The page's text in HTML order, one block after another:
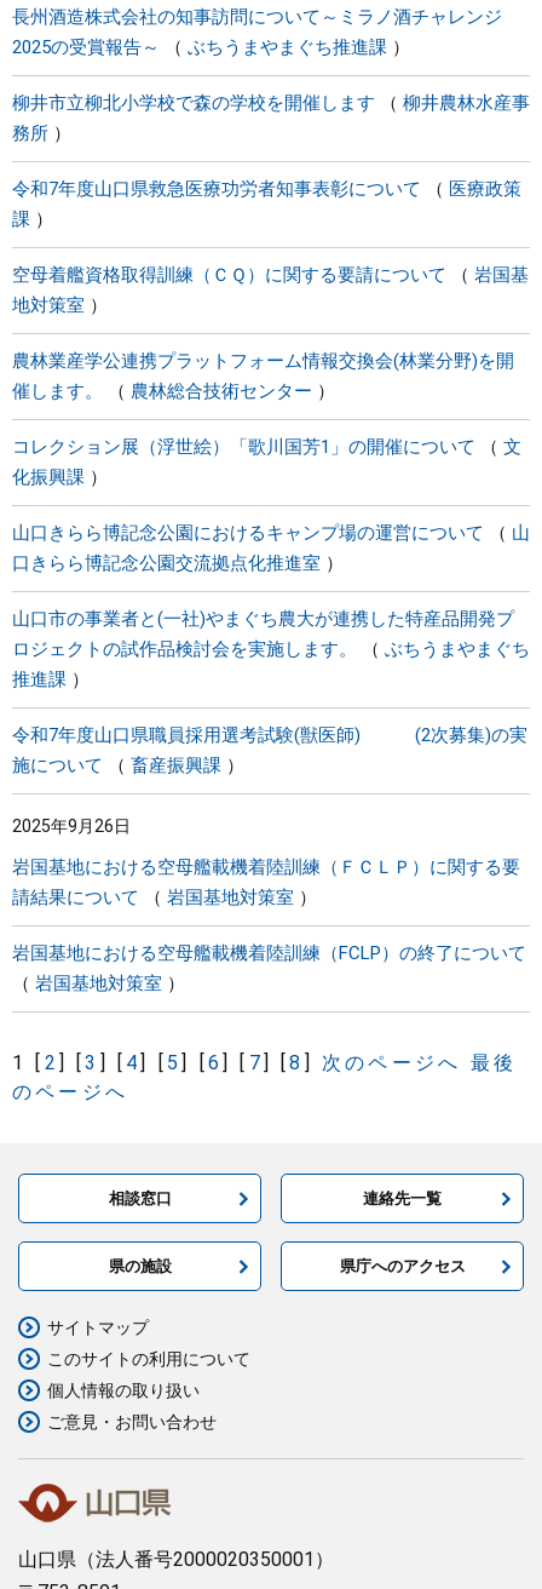
長州酒造株式会社の知事訪問について～ミラノ酒チャレンジ
2025の受賞報告～
ぶちうまやまぐち推進課
柳井市立柳北小学校で森の学校を開催します
柳井農林水産事
務所
令和7年度山口県救急医療功労者知事表彰について
医療政策
課
空母着艦資格取得訓練（ＣＱ）に関する要請について
岩国基
地対策室
農林業産学公連携プラットフォーム情報交換会(林業分野)を開
催します。
農林総合技術センター
コレクション展（浮世絵）「歌川国芳1」の開催について
文
化振興課
山口きらら博記念公園におけるキャンプ場の運営について
山
口きらら博記念公園交流拠点化推進室
山口市の事業者と(一社)やまぐち農大が連携した特産品開発プ
ロジェクトの試作品検討会を実施します。
ぶちうまやまぐち
推進課
令和7年度山口県職員採用選考試験(獣医師) (2次募集)の実
施について
畜産振興課
2025年9月26日
岩国基地における空母艦載機着陸訓練（ＦＣＬＰ）に関する要
請結果について
岩国基地対策室
岩国基地における空母艦載機着陸訓練（FCLP）の終了について
岩国基地対策室
1 [ 2 ] [3 ] [ 4] [ 5] [6] [ 7] [8 ] 次のページへ 最後
のページへ
相談窓口 連絡先一覧
県の施設 県庁へのアクセス
山口県 （法人番号2000020350001）
サイトマップ
このサイトの利用について
個人情報の取り扱い
ご意見・お問い合わせ